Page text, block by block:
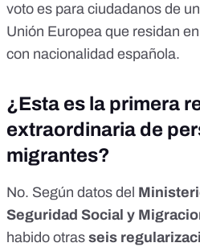
voto es para ciudadanos de
Unión Europea que residan
con nacionalidad española.
¿Esta es la primera
extraordinaria de
migrantes?
No. Según datos del
Seguridad Social y
habido otras seis